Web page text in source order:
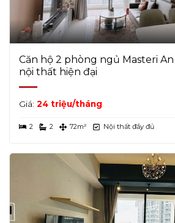
Căn hộ 2 phòng ngủ Masteri
nội thất hiện đại
Giá: 24 triệu/tháng
2 2 72m² Nội thất đầy đủ